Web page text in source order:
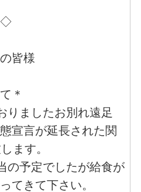
皆様
＊
りましたお別れ遠足
宣言が延長された関
ます。
の予定でしたが給食が
てきて下さい。